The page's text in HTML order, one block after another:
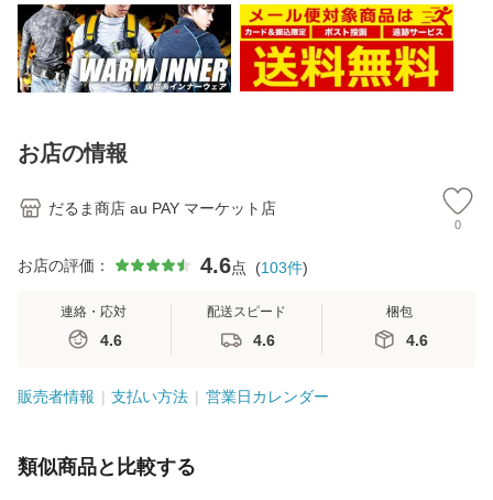
お店の情報
だるま商店 au PAY マーケット店
0
お店の評価： 4.6点 (103件)
連絡・応対
4.6
配送スピード
4.6
梱包
4.6
販売者情報 支払い方法 営業日カレンダー
類似商品と比較する